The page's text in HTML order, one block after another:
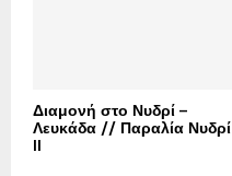
Διαμονή στο Νυδρί –
Λευκάδα // Παραλία Νυδρί
II